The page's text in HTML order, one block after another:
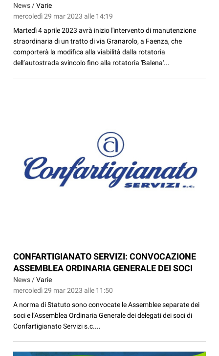
News /Varie
mercoledì 29 mar 2023 alle 14:19
Martedì 4 aprile 2023 avrà inizio l'intervento di manutenzione
straordinaria di un tratto di via Granarolo, a Faenza, che
comporterà la modifica alla viabilità dalla rotatoria
dell’autostrada svincolo fino alla rotatoria 'Balena'...
CONFARTIGIANATO SERVIZI: CONVOCAZIONE
ASSEMBLEA ORDINARIA GENERALE DEI SOCI
News /Varie
mercoledì 29 mar 2023 alle 11:50
A norma di Statuto sono convocate le Assemblee separate dei
soci e l’Assemblea Ordinaria Generale dei delegati dei soci di
Confartigianato Servizi s.c....